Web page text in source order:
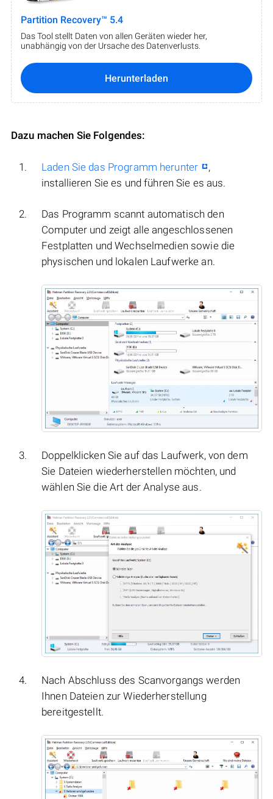
Partition Recovery™ 5.4
Das Tool stellt Daten von allen Geräten wieder her,
unabhängig von der Ursache des Datenverlusts.
Herunterladen
Dazu machen Sie Folgendes:
Laden Sie das Programm herunter
,
installieren Sie es und führen Sie es aus.
Das Programm scannt automatisch den
Computer und zeigt alle angeschlossenen
Festplatten und Wechselmedien sowie die
physischen und lokalen Laufwerke an.
Doppelklicken Sie auf das Laufwerk, von dem
Sie Dateien wiederherstellen möchten, und
wählen Sie die Art der Analyse aus.
Nach Abschluss des Scanvorgangs werden
Ihnen Dateien zur Wiederherstellung
bereitgestellt.